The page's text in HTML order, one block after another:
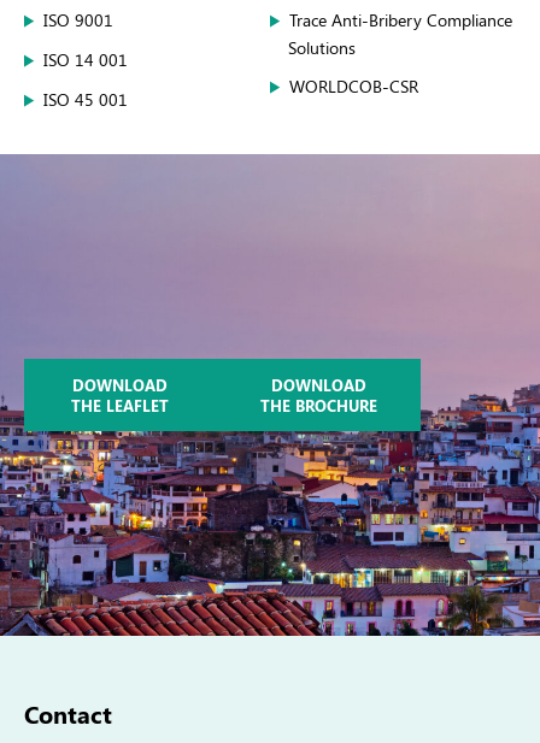
ISO 9001
ISO 14 001
ISO 45 001
Trace Anti-Bribery Compliance
Solutions
WORLDCOB-CSR
DOWNLOAD
THE LEAFLET
DOWNLOAD
THE BROCHURE
Contact